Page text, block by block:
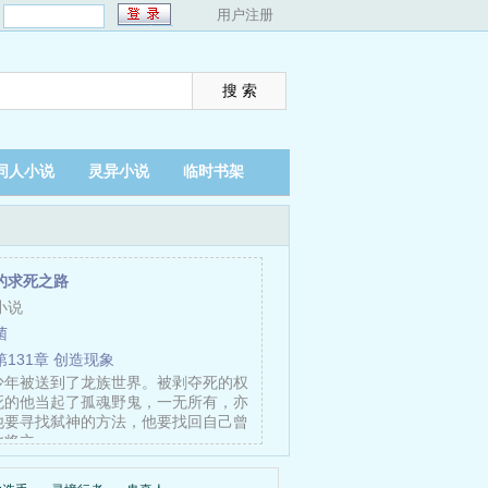
用户注册
人小说 灵异小说 临时书架
求死之路
说
131章 创造现象
被送到了龙族世界。被剥夺死的权
他当起了孤魂野鬼，一无所有，亦
寻找弑神的方法，他要找回自己曾
将立……